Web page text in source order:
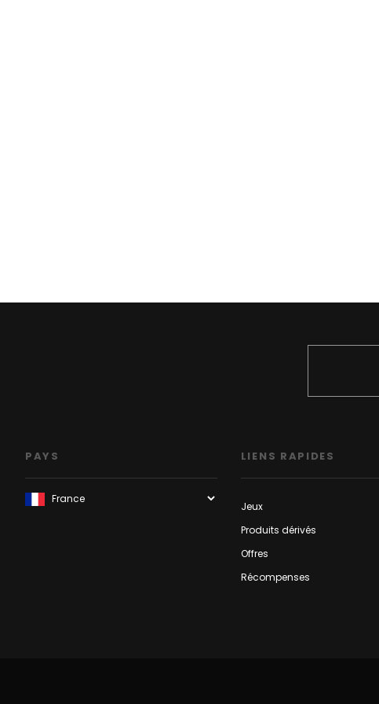
PAYS LIENS RAPIDES
Jeux
Produits dérivés
Offres
Récompenses